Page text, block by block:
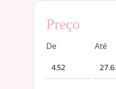
Preço
De Até